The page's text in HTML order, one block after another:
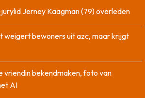
Jerney Kaagman (79) overleden
weigert bewoners uit azc, maar krijgt
vriendin bekendmaken, foto van
AI